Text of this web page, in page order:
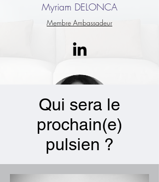
Myriam DELONCA
Membre Ambassadeur
Sonia KOUTCHOUK
Qui sera le
prochain(e)
pulsien ?